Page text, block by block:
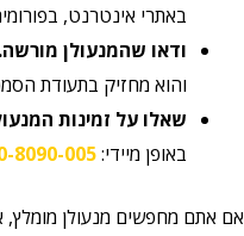
באתרי אינטרנט,
ודאו שהמנעולן מורשה.
והוא מחזיק בתעודת
שאלו על זמינות
באופן מיידי:8090-005